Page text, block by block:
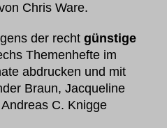
Chris Ware.
der rechtgünstige
Themenhefte im
abdrucken und mit
Braun, Jacqueline
C. Knigge